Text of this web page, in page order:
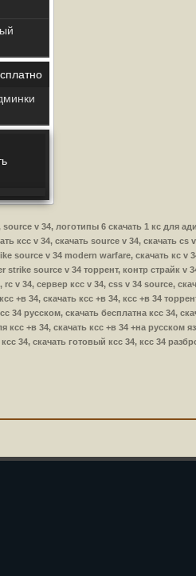
source v 34, логотипы 6 скачать 1 кс для
ксс v 34, скачать source v 34, скачать
source v 34 modern warfare, скачать кс v
strike source v 34 торрент, контр страйк v
rc v 34, сервер ксс v 34, css v 34 source,
+в 34, скачать ксс +в 34, ксс +в 34
34 русском, скачать бесплатна ксс 34,
+в 34, скачать ксс +в 34 +на русском
34, скачать готовый ксс 34, ксс 34